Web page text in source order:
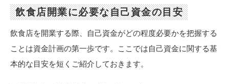
飲食店開業に必要な自己資金の目安
飲食店を開業する際、自己資金がどの程度必要かを把握する
ことは資金計画の第一歩です。ここでは自己資金に関する基
本的な目安を短くご紹介しておきます。